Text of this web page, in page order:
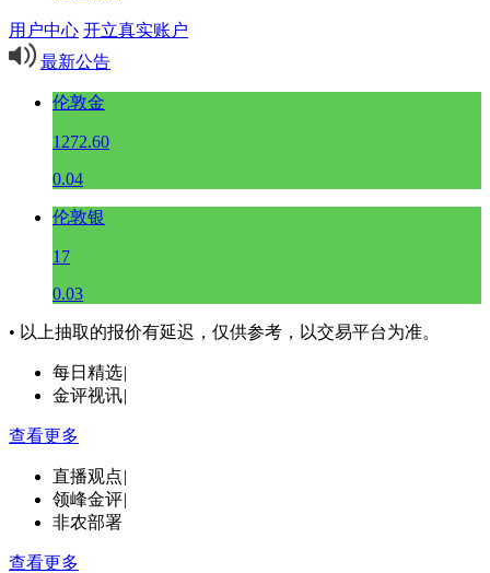
用户中心 开立真实账户
最新公告
伦敦金
1272.60
0.04
伦敦银
17
0.03
• 以上抽取的报价有延迟，仅供参考，以交易平台为准。
每日精选|
金评视讯|
查看更多
直播观点|
领峰金评|
非农部署
查看更多